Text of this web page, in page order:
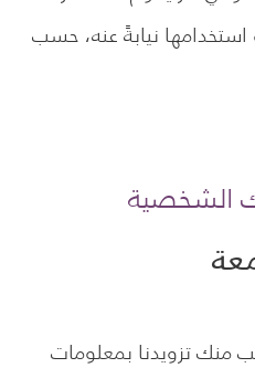
نيابةً عنه، حسب
الشخصية
منك تزويدنا بمعلومات